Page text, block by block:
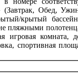
Обед,
крытый
пляжными
игровая комната,
спортивная